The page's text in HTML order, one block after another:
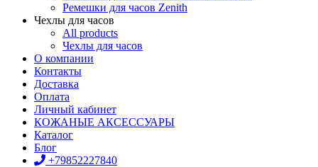
Ремешки для часов Zenith
Чехлы для часов
All products
Чехлы для часов
О компании
Контакты
Доставка
Оплата
Личный кабинет
КОЖАНЫЕ АКСЕССУАРЫ
Каталог
Блог
+79852227840